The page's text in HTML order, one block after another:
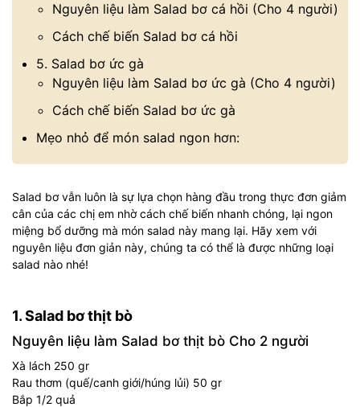
Nguyên liệu làm Salad bơ cá hồi (Cho 4 người)
Cách chế biến Salad bơ cá hồi
5. Salad bơ ức gà
Nguyên liệu làm Salad bơ ức gà (Cho 4 người)
Cách chế biến Salad bơ ức gà
Mẹo nhỏ để món salad ngon hơn:
Salad bơ vẫn luôn là sự lựa chọn hàng đầu trong thực đơn giảm
cân của các chị em nhờ cách chế biến nhanh chóng, lại ngon
miệng bổ dưỡng mà món salad này mang lại. Hãy xem với
nguyên liệu đơn giản này, chúng ta có thể là được những loại
salad nào nhé!
1. Salad bơ thịt bò
Nguyên liệu làm Salad bơ thịt bò Cho 2 người
Xà lách 250 gr
Rau thơm (quế/canh giới/húng lủi) 50 gr
Bắp 1/2 quả